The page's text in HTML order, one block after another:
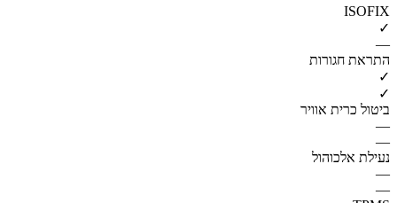
ISOFIX
✓
—
התראת חגורות
✓
✓
ביטול כרית אוויר
—
—
נעילת אלכוהול
—
—